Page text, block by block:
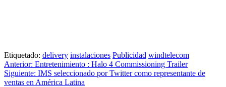
Etiquetado: delivery instalaciones Publicidad windtelecom
Navegación
de
Anterior: Entretenimiento : Halo 4 Commissioning Trailer
Siguiente: IMS seleccionado por Twitter como representante de
ventas en América Latina